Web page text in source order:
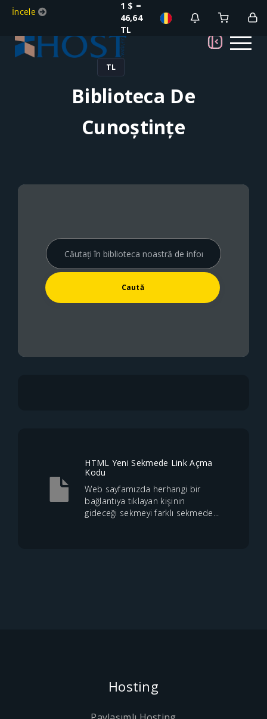
İncele
1 $ =
46,64
TL
TL
Biblioteca De
Cunoștințe
HTML Yeni Sekmede Link Açma
Kodu
Web sayfamızda herhangi bir
bağlantıya tıklayan kişinin
gideceği sekmeyi farklı sekmede...
Hosting